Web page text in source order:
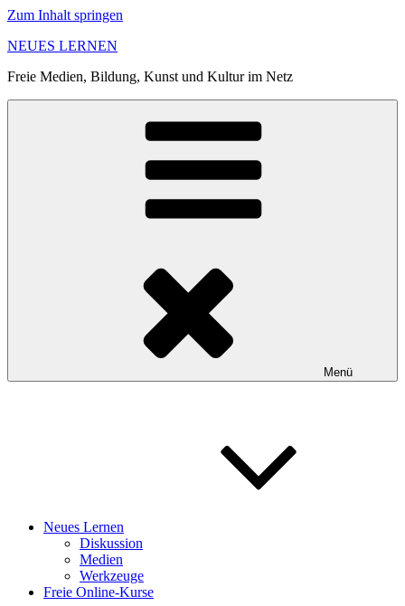
Zum Inhalt springen
NEUES LERNEN
Freie Medien, Bildung, Kunst und Kultur im Netz
Menü
Neues Lernen
Diskussion
Medien
Werkzeuge
Freie Online-Kurse